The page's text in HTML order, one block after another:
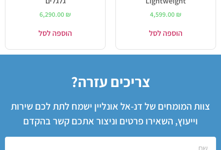
4,599.00 ₪
הוספה לסל
6,290.00 ₪
הוספה לסל
צריכים עזרה?
צוות המומחים של דנ-אל אונליין ישמח לתת לכם שירות
וייעוץ, השאירו פרטים וניצור אתכם קשר בהקדם